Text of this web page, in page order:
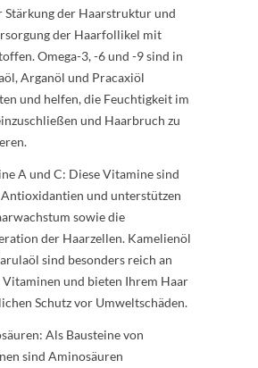
Stärkung der Haarstruktur und
der Haarfollikel mit
Omega-3, -6 und -9 sind in
Arganöl und Pracaxiöl
und helfen, die Feuchtigkeit im
und Haarbruch zu
A und C: Diese Vitamine sind
und unterstützen
sowie die
der Haarzellen. Kamelienöl
sind besonders reich an
Vitaminen und bieten Ihrem Haar
Schutz vor Umweltschäden.
Als Bausteine von
sind Aminosäuren